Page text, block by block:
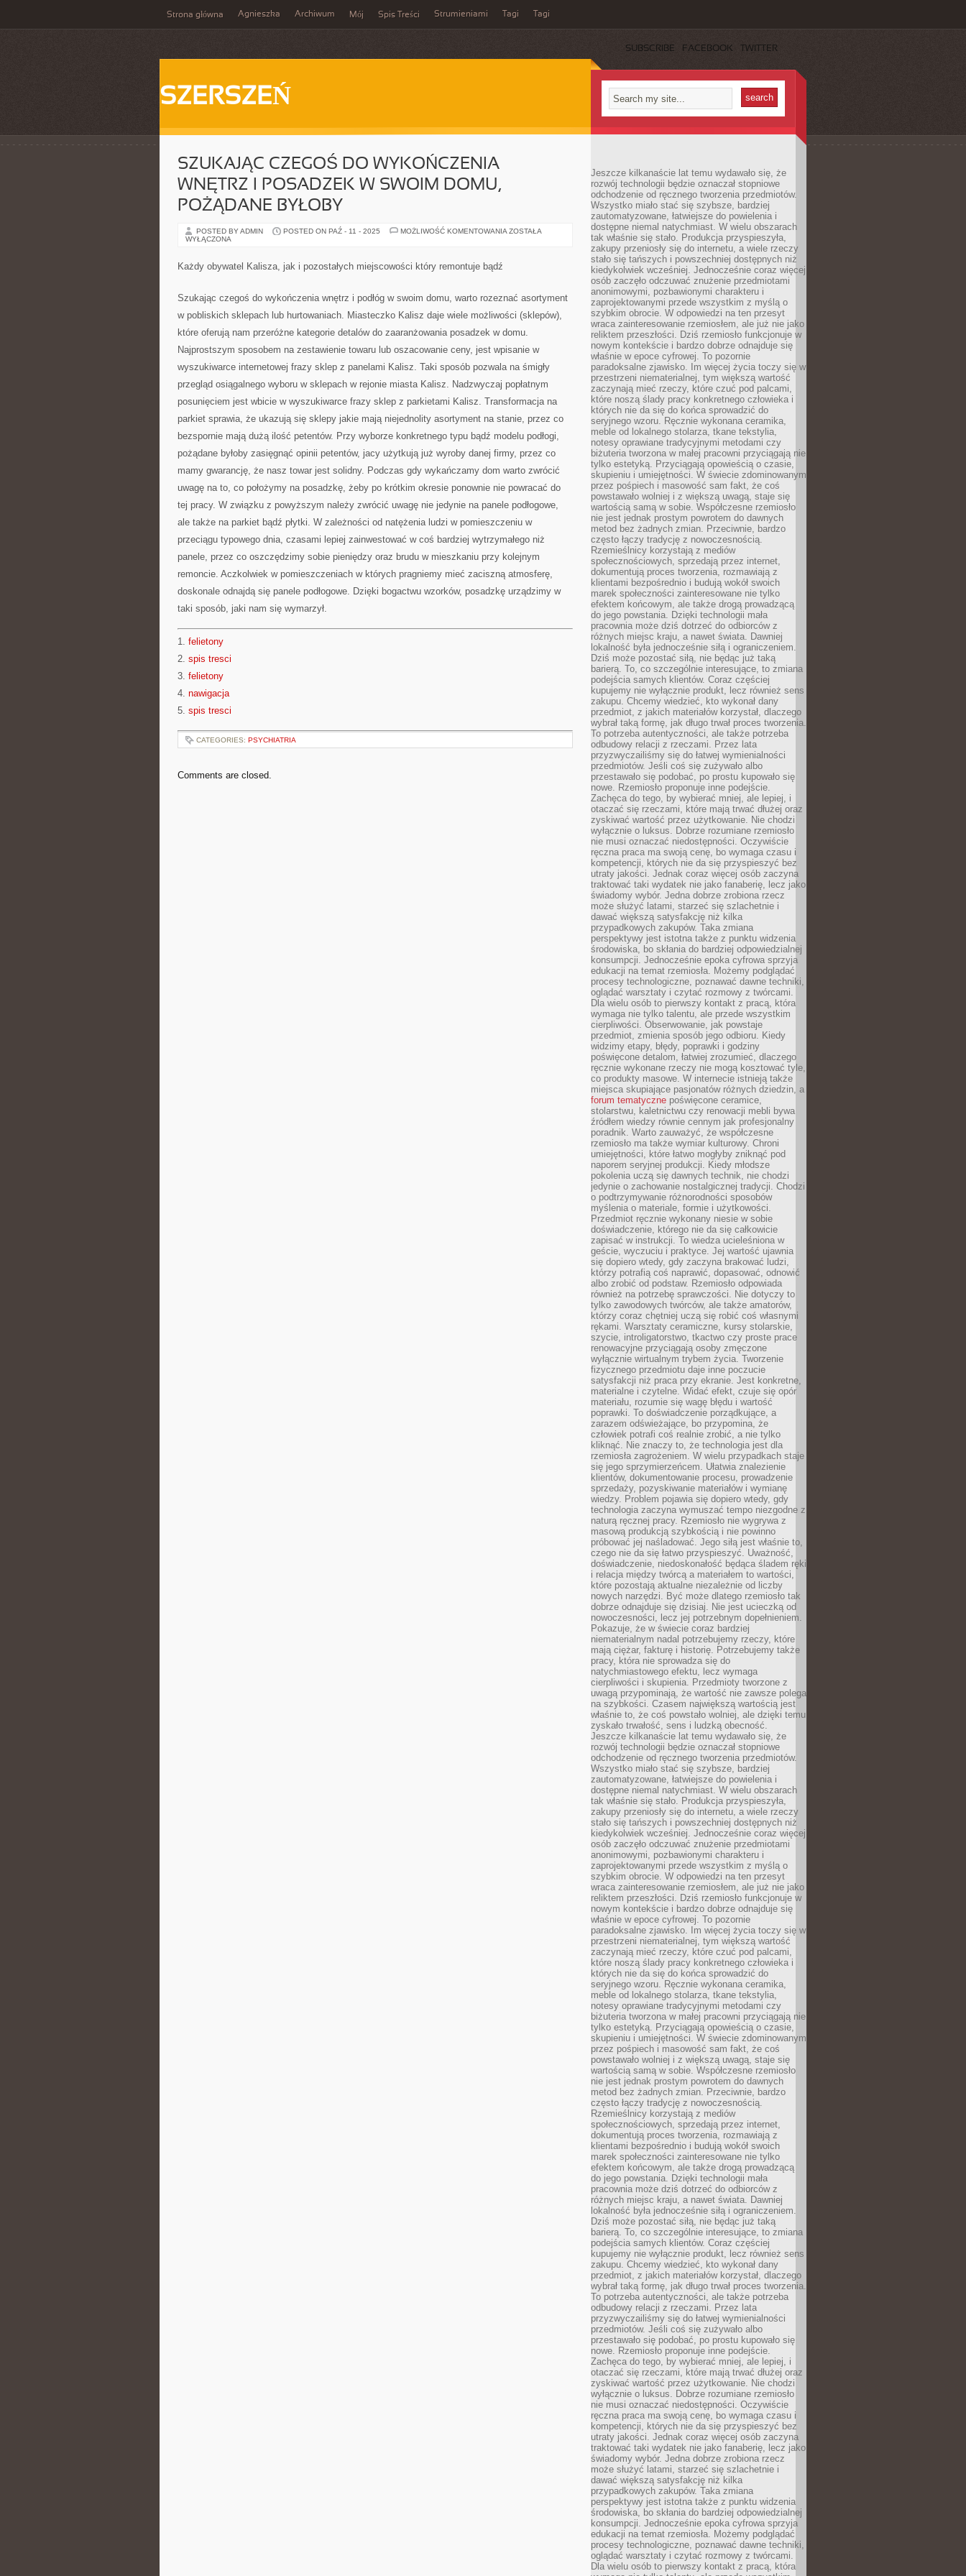
Strona główna Agnieszka Archiwum Mój Spis Treści Strumieniami Tagi Tagi
SUBSCRIBE FACEBOOK TWITTER
SZERSZEŃ
SZUKAJĄC CZEGOŚ DO WYKOŃCZENIA
WNĘTRZ I POSADZEK W SWOIM DOMU,
POŻĄDANE BYŁOBY
POSTED BY ADMIN POSTED ON PAŹ - 11 - 2025 MOŻLIWOŚĆ KOMENTOWANIA SZUKAJĄC
SWOIM
DOMU,
BYŁOBY
ZOSTAŁA
WYŁĄCZONA
Każdy obywatel Kalisza, jak i pozostałych miejscowości który remontuje bądź
Szukając czegoś do wykończenia wnętrz i podłóg w swoim domu, warto rozeznać asortyment
w pobliskich sklepach lub hurtowaniach. Miasteczko Kalisz daje wiele możliwości (sklepów),
które oferują nam przeróżne kategorie detalów do zaaranżowania posadzek w domu.
Najprostszym sposobem na zestawienie towaru lub oszacowanie ceny, jest wpisanie w
wyszukiwarce internetowej frazy sklep z panelami Kalisz. Taki sposób pozwala na śmigły
przegląd osiągalnego wyboru w sklepach w rejonie miasta Kalisz. Nadzwyczaj popłatnym
posunięciem jest wbicie w wyszukiwarce frazy sklep z parkietami Kalisz. Transformacja na
parkiet sprawia, że ukazują się sklepy jakie mają niejednolity asortyment na stanie, przez co
bezspornie mają dużą ilość petentów. Przy wyborze konkretnego typu bądź modelu podłogi,
pożądane byłoby zasięgnąć opinii petentów, jacy użytkują już wyroby danej firmy, przez co
mamy gwarancję, że nasz towar jest solidny. Podczas gdy wykańczamy dom warto zwrócić
uwagę na to, co położymy na posadzkę, żeby po krótkim okresie ponownie nie powracać do
tej pracy. W związku z powyższym należy zwrócić uwagę nie jedynie na panele podłogowe,
ale także na parkiet bądź płytki. W zależności od natężenia ludzi w pomieszczeniu w
przeciągu typowego dnia, czasami lepiej zainwestować w coś bardziej wytrzymałego niż
panele, przez co oszczędzimy sobie pieniędzy oraz brudu w mieszkaniu przy kolejnym
remoncie. Aczkolwiek w pomieszczeniach w których pragniemy mieć zaciszną atmosferę,
doskonale odnajdą się panele podłogowe. Dzięki bogactwu wzorków, posadzkę urządzimy w
taki sposób, jaki nam się wymarzył.
1. felietony
2. spis tresci
3. felietony
4. nawigacja
5. spis tresci
CATEGORIES: PSYCHIATRIA
Comments are closed.
Jeszcze kilkanaście lat temu wydawało się, że
rozwój technologii będzie oznaczał stopniowe
odchodzenie od ręcznego tworzenia przedmiotów.
Wszystko miało stać się szybsze, bardziej
zautomatyzowane, łatwiejsze do powielenia i
dostępne niemal natychmiast. W wielu obszarach
tak właśnie się stało. Produkcja przyspieszyła,
zakupy przeniosły się do internetu, a wiele rzeczy
stało się tańszych i powszechniej dostępnych niż
kiedykolwiek wcześniej. Jednocześnie coraz więcej
osób zaczęło odczuwać znużenie przedmiotami
anonimowymi, pozbawionymi charakteru i
zaprojektowanymi przede wszystkim z myślą o
szybkim obrocie. W odpowiedzi na ten przesyt
wraca zainteresowanie rzemiosłem, ale już nie jako
reliktem przeszłości. Dziś rzemiosło funkcjonuje w
nowym kontekście i bardzo dobrze odnajduje się
właśnie w epoce cyfrowej. To pozornie
paradoksalne zjawisko. Im więcej życia toczy się w
przestrzeni niematerialnej, tym większą wartość
zaczynają mieć rzeczy, które czuć pod palcami,
które noszą ślady pracy konkretnego człowieka i
których nie da się do końca sprowadzić do
seryjnego wzoru. Ręcznie wykonana ceramika,
meble od lokalnego stolarza, tkane tekstylia,
notesy oprawiane tradycyjnymi metodami czy
biżuteria tworzona w małej pracowni przyciągają nie
tylko estetyką. Przyciągają opowieścią o czasie,
skupieniu i umiejętności. W świecie zdominowanym
przez pośpiech i masowość sam fakt, że coś
powstawało wolniej i z większą uwagą, staje się
wartością samą w sobie. Współczesne rzemiosło
nie jest jednak prostym powrotem do dawnych
metod bez żadnych zmian. Przeciwnie, bardzo
często łączy tradycję z nowoczesnością.
Rzemieślnicy korzystają z mediów
społecznościowych, sprzedają przez internet,
dokumentują proces tworzenia, rozmawiają z
klientami bezpośrednio i budują wokół swoich
marek społeczności zainteresowane nie tylko
efektem końcowym, ale także drogą prowadzącą
do jego powstania. Dzięki technologii mała
pracownia może dziś dotrzeć do odbiorców z
różnych miejsc kraju, a nawet świata. Dawniej
lokalność była jednocześnie siłą i ograniczeniem.
Dziś może pozostać siłą, nie będąc już taką
barierą. To, co szczególnie interesujące, to zmiana
podejścia samych klientów. Coraz częściej
kupujemy nie wyłącznie produkt, lecz również sens
zakupu. Chcemy wiedzieć, kto wykonał dany
przedmiot, z jakich materiałów korzystał, dlaczego
wybrał taką formę, jak długo trwał proces tworzenia.
To potrzeba autentyczności, ale także potrzeba
odbudowy relacji z rzeczami. Przez lata
przyzwyczailiśmy się do łatwej wymienialności
przedmiotów. Jeśli coś się zużywało albo
przestawało się podobać, po prostu kupowało się
nowe. Rzemiosło proponuje inne podejście.
Zachęca do tego, by wybierać mniej, ale lepiej, i
otaczać się rzeczami, które mają trwać dłużej oraz
zyskiwać wartość przez użytkowanie. Nie chodzi
wyłącznie o luksus. Dobrze rozumiane rzemiosło
nie musi oznaczać niedostępności. Oczywiście
ręczna praca ma swoją cenę, bo wymaga czasu i
kompetencji, których nie da się przyspieszyć bez
utraty jakości. Jednak coraz więcej osób zaczyna
traktować taki wydatek nie jako fanaberię, lecz jako
świadomy wybór. Jedna dobrze zrobiona rzecz
może służyć latami, starzeć się szlachetnie i
dawać większą satysfakcję niż kilka
przypadkowych zakupów. Taka zmiana
perspektywy jest istotna także z punktu widzenia
środowiska, bo skłania do bardziej odpowiedzialnej
konsumpcji. Jednocześnie epoka cyfrowa sprzyja
edukacji na temat rzemiosła. Możemy podglądać
procesy technologiczne, poznawać dawne techniki,
oglądać warsztaty i czytać rozmowy z twórcami.
Dla wielu osób to pierwszy kontakt z pracą, która
wymaga nie tylko talentu, ale przede wszystkim
cierpliwości. Obserwowanie, jak powstaje
przedmiot, zmienia sposób jego odbioru. Kiedy
widzimy etapy, błędy, poprawki i godziny
poświęcone detalom, łatwiej zrozumieć, dlaczego
ręcznie wykonane rzeczy nie mogą kosztować tyle,
co produkty masowe. W internecie istnieją także
miejsca skupiające pasjonatów różnych dziedzin, a
forum tematyczne poświęcone ceramice,
stolarstwu, kaletnictwu czy renowacji mebli bywa
źródłem wiedzy równie cennym jak profesjonalny
poradnik. Warto zauważyć, że współczesne
rzemiosło ma także wymiar kulturowy. Chroni
umiejętności, które łatwo mogłyby zniknąć pod
naporem seryjnej produkcji. Kiedy młodsze
pokolenia uczą się dawnych technik, nie chodzi
jedynie o zachowanie nostalgicznej tradycji. Chodzi
o podtrzymywanie różnorodności sposobów
myślenia o materiale, formie i użytkowości.
Przedmiot ręcznie wykonany niesie w sobie
doświadczenie, którego nie da się całkowicie
zapisać w instrukcji. To wiedza ucieleśniona w
geście, wyczuciu i praktyce. Jej wartość ujawnia
się dopiero wtedy, gdy zaczyna brakować ludzi,
którzy potrafią coś naprawić, dopasować, odnowić
albo zrobić od podstaw. Rzemiosło odpowiada
również na potrzebę sprawczości. Nie dotyczy to
tylko zawodowych twórców, ale także amatorów,
którzy coraz chętniej uczą się robić coś własnymi
rękami. Warsztaty ceramiczne, kursy stolarskie,
szycie, introligatorstwo, tkactwo czy proste prace
renowacyjne przyciągają osoby zmęczone
wyłącznie wirtualnym trybem życia. Tworzenie
fizycznego przedmiotu daje inne poczucie
satysfakcji niż praca przy ekranie. Jest konkretne,
materialne i czytelne. Widać efekt, czuje się opór
materiału, rozumie się wagę błędu i wartość
poprawki. To doświadczenie porządkujące, a
zarazem odświeżające, bo przypomina, że
człowiek potrafi coś realnie zrobić, a nie tylko
kliknąć. Nie znaczy to, że technologia jest dla
rzemiosła zagrożeniem. W wielu przypadkach staje
się jego sprzymierzeńcem. Ułatwia znalezienie
klientów, dokumentowanie procesu, prowadzenie
sprzedaży, pozyskiwanie materiałów i wymianę
wiedzy. Problem pojawia się dopiero wtedy, gdy
technologia zaczyna wymuszać tempo niezgodne z
naturą ręcznej pracy. Rzemiosło nie wygrywa z
masową produkcją szybkością i nie powinno
próbować jej naśladować. Jego siłą jest właśnie to,
czego nie da się łatwo przyspieszyć. Uważność,
doświadczenie, niedoskonałość będąca śladem ręki
i relacja między twórcą a materiałem to wartości,
które pozostają aktualne niezależnie od liczby
nowych narzędzi. Być może dlatego rzemiosło tak
dobrze odnajduje się dzisiaj. Nie jest ucieczką od
nowoczesności, lecz jej potrzebnym dopełnieniem.
Pokazuje, że w świecie coraz bardziej
niematerialnym nadal potrzebujemy rzeczy, które
mają ciężar, fakturę i historię. Potrzebujemy także
pracy, która nie sprowadza się do
natychmiastowego efektu, lecz wymaga
cierpliwości i skupienia. Przedmioty tworzone z
uwagą przypominają, że wartość nie zawsze polega
na szybkości. Czasem największą wartością jest
właśnie to, że coś powstało wolniej, ale dzięki temu
zyskało trwałość, sens i ludzką obecność.
Jeszcze kilkanaście lat temu wydawało się, że
rozwój technologii będzie oznaczał stopniowe
odchodzenie od ręcznego tworzenia przedmiotów.
Wszystko miało stać się szybsze, bardziej
zautomatyzowane, łatwiejsze do powielenia i
dostępne niemal natychmiast. W wielu obszarach
tak właśnie się stało. Produkcja przyspieszyła,
zakupy przeniosły się do internetu, a wiele rzeczy
stało się tańszych i powszechniej dostępnych niż
kiedykolwiek wcześniej. Jednocześnie coraz więcej
osób zaczęło odczuwać znużenie przedmiotami
anonimowymi, pozbawionymi charakteru i
zaprojektowanymi przede wszystkim z myślą o
szybkim obrocie. W odpowiedzi na ten przesyt
wraca zainteresowanie rzemiosłem, ale już nie jako
reliktem przeszłości. Dziś rzemiosło funkcjonuje w
nowym kontekście i bardzo dobrze odnajduje się
właśnie w epoce cyfrowej. To pozornie
paradoksalne zjawisko. Im więcej życia toczy się w
przestrzeni niematerialnej, tym większą wartość
zaczynają mieć rzeczy, które czuć pod palcami,
które noszą ślady pracy konkretnego człowieka i
których nie da się do końca sprowadzić do
seryjnego wzoru. Ręcznie wykonana ceramika,
meble od lokalnego stolarza, tkane tekstylia,
notesy oprawiane tradycyjnymi metodami czy
biżuteria tworzona w małej pracowni przyciągają nie
tylko estetyką. Przyciągają opowieścią o czasie,
skupieniu i umiejętności. W świecie zdominowanym
przez pośpiech i masowość sam fakt, że coś
powstawało wolniej i z większą uwagą, staje się
wartością samą w sobie. Współczesne rzemiosło
nie jest jednak prostym powrotem do dawnych
metod bez żadnych zmian. Przeciwnie, bardzo
często łączy tradycję z nowoczesnością.
Rzemieślnicy korzystają z mediów
społecznościowych, sprzedają przez internet,
dokumentują proces tworzenia, rozmawiają z
klientami bezpośrednio i budują wokół swoich
marek społeczności zainteresowane nie tylko
efektem końcowym, ale także drogą prowadzącą
do jego powstania. Dzięki technologii mała
pracownia może dziś dotrzeć do odbiorców z
różnych miejsc kraju, a nawet świata. Dawniej
lokalność była jednocześnie siłą i ograniczeniem.
Dziś może pozostać siłą, nie będąc już taką
barierą. To, co szczególnie interesujące, to zmiana
podejścia samych klientów. Coraz częściej
kupujemy nie wyłącznie produkt, lecz również sens
zakupu. Chcemy wiedzieć, kto wykonał dany
przedmiot, z jakich materiałów korzystał, dlaczego
wybrał taką formę, jak długo trwał proces tworzenia.
To potrzeba autentyczności, ale także potrzeba
odbudowy relacji z rzeczami. Przez lata
przyzwyczailiśmy się do łatwej wymienialności
przedmiotów. Jeśli coś się zużywało albo
przestawało się podobać, po prostu kupowało się
nowe. Rzemiosło proponuje inne podejście.
Zachęca do tego, by wybierać mniej, ale lepiej, i
otaczać się rzeczami, które mają trwać dłużej oraz
zyskiwać wartość przez użytkowanie. Nie chodzi
wyłącznie o luksus. Dobrze rozumiane rzemiosło
nie musi oznaczać niedostępności. Oczywiście
ręczna praca ma swoją cenę, bo wymaga czasu i
kompetencji, których nie da się przyspieszyć bez
utraty jakości. Jednak coraz więcej osób zaczyna
traktować taki wydatek nie jako fanaberię, lecz jako
świadomy wybór. Jedna dobrze zrobiona rzecz
może służyć latami, starzeć się szlachetnie i
dawać większą satysfakcję niż kilka
przypadkowych zakupów. Taka zmiana
perspektywy jest istotna także z punktu widzenia
środowiska, bo skłania do bardziej odpowiedzialnej
konsumpcji. Jednocześnie epoka cyfrowa sprzyja
edukacji na temat rzemiosła. Możemy podglądać
procesy technologiczne, poznawać dawne techniki,
oglądać warsztaty i czytać rozmowy z twórcami.
Dla wielu osób to pierwszy kontakt z pracą, która